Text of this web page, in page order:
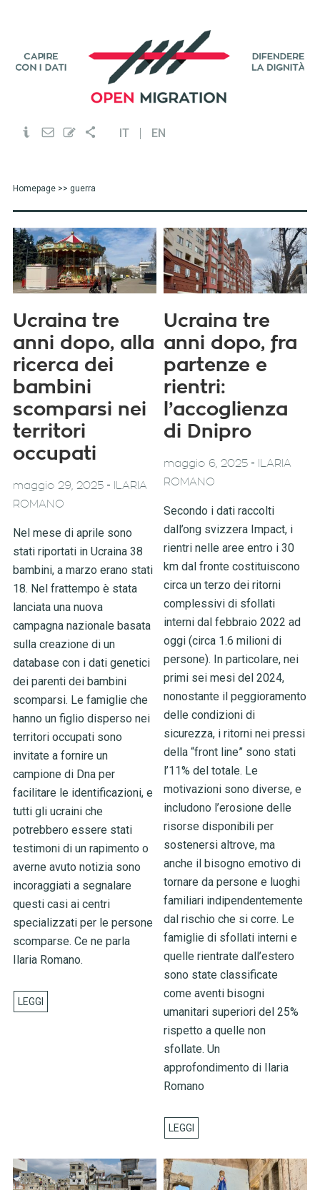
IT EN
Homepage>> guerra
Ucraina tre
anni dopo, alla
ricerca dei
bambini
scomparsi nei
territori
occupati
maggio 29, 2025-
ILARIA
ROMANO
Nel mese di aprile sono
stati riportati in Ucraina 38
bambini, a marzo erano stati
18. Nel frattempo è stata
lanciata una nuova
campagna nazionale basata
sulla creazione di un
database con i dati genetici
dei parenti dei bambini
scomparsi. Le famiglie che
hanno un figlio disperso nei
territori occupati sono
invitate a fornire un
campione di Dna per
facilitare le identificazioni, e
tutti gli ucraini che
potrebbero essere stati
testimoni di un rapimento o
averne avuto notizia sono
incoraggiati a segnalare
questi casi ai centri
specializzati per le persone
scomparse. Ce ne parla
Ilaria Romano.
Ucraina tre
anni dopo, fra
partenze e
rientri:
l’accoglienza
di Dnipro
maggio 6, 2025 -
ILARIA
ROMANO
Secondo i dati raccolti
dall’ong svizzera Impact, i
rientri nelle aree entro i 30
km dal fronte costituiscono
circa un terzo dei ritorni
complessivi di sfollati
interni dal febbraio 2022 ad
oggi (circa 1.6 milioni di
persone). In particolare, nei
primi sei mesi del 2024,
nonostante il peggioramento
delle condizioni di
sicurezza, i ritorni nei pressi
della “front line” sono stati
l’11% del totale. Le
motivazioni sono diverse, e
includono l’erosione delle
risorse disponibili per
sostenersi altrove, ma
anche il bisogno emotivo di
tornare da persone e luoghi
familiari indipendentemente
dal rischio che si corre. Le
famiglie di sfollati interni e
quelle rientrate dall’estero
sono state classificate
come aventi bisogni
umanitari superiori del 25%
rispetto a quelle non
sfollate. Un
approfondimento di Ilaria
Romano